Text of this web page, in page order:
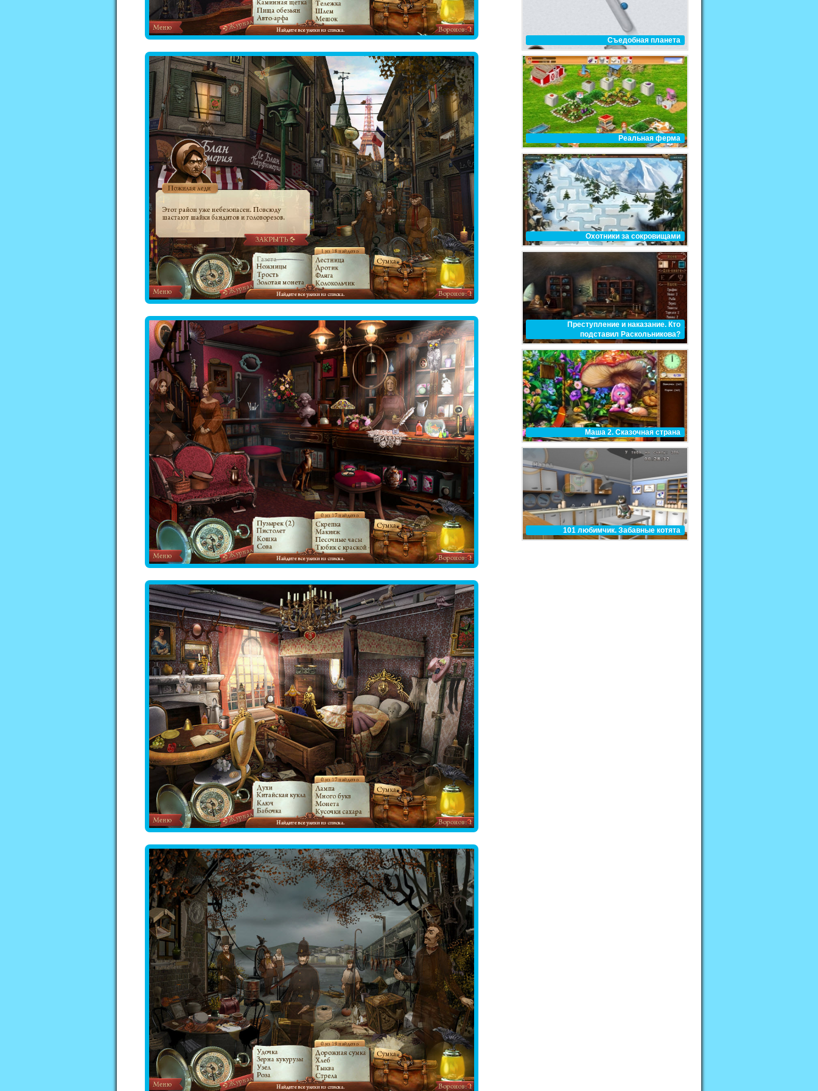
Съедобная планета
Реальная ферма
Охотники за сокровищами
Преступление и наказание. Кто
подставил Раскольникова?
Маша 2. Сказочная страна
101 любимчик. Забавные котята